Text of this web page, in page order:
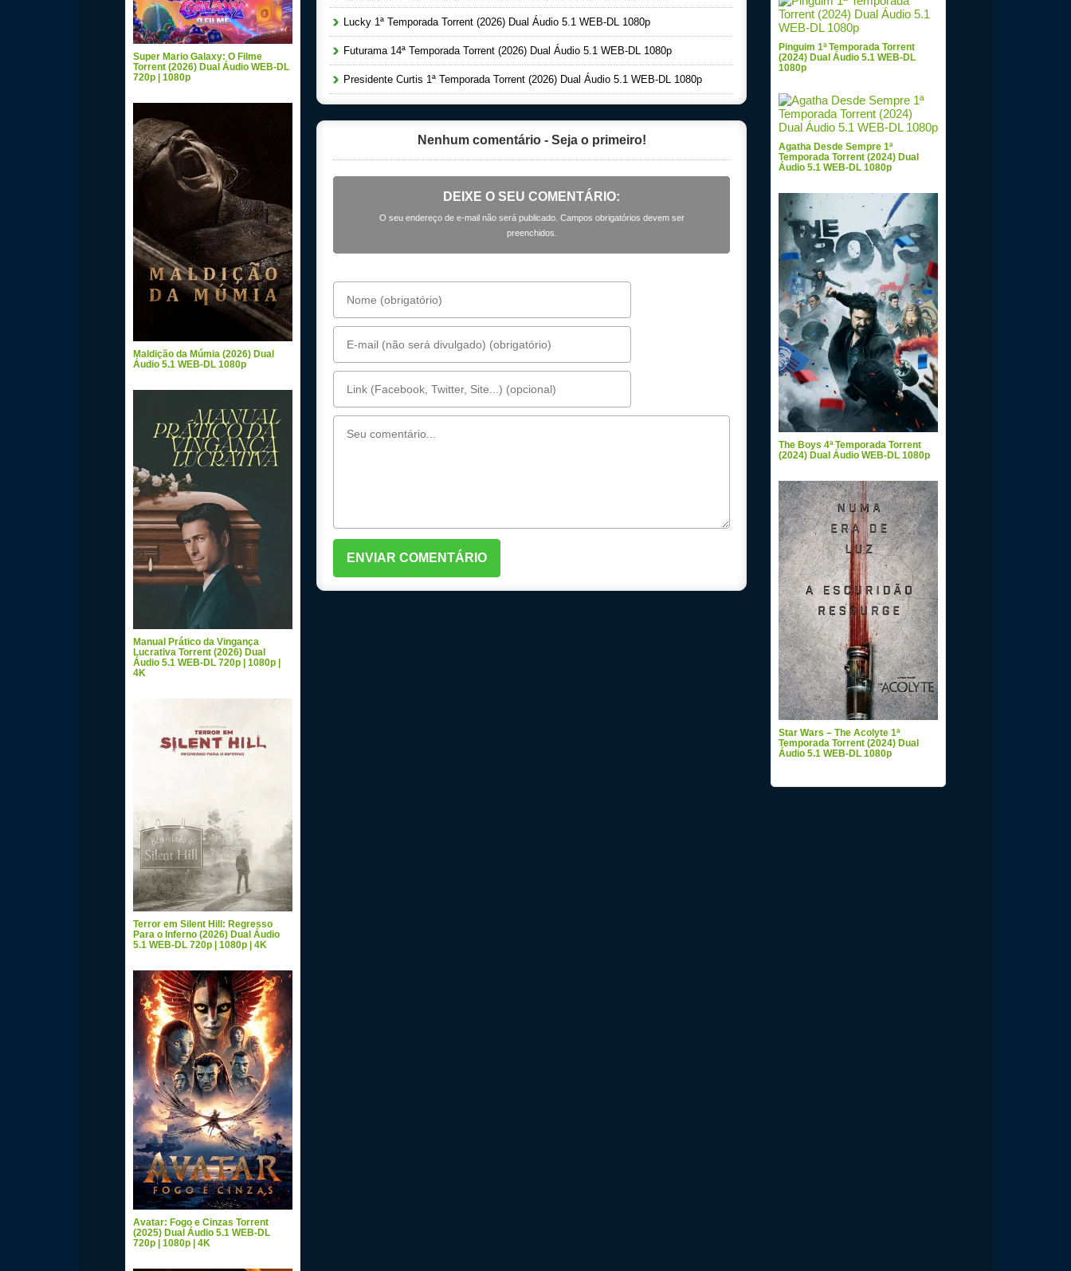
Lucky 1ª Temporada Torrent (2026) Dual Áudio 5.1 WEB-DL 1080p
Futurama 14ª Temporada Torrent (2026) Dual Áudio 5.1 WEB-DL 1080p
Presidente Curtis 1ª Temporada Torrent (2026) Dual Áudio 5.1 WEB-DL 1080p
Nenhum comentário - Seja o primeiro!
DEIXE O SEU COMENTÁRIO:
O seu endereço de e-mail não será publicado. Campos obrigatórios devem ser
preenchidos.
Super Mario Galaxy: O Filme
Torrent (2026) Dual Áudio WEB-DL
720p | 1080p
Maldição da Múmia (2026) Dual
Áudio 5.1 WEB-DL 1080p
Manual Prático da Vingança
Lucrativa Torrent (2026) Dual
Áudio 5.1 WEB-DL 720p | 1080p |
4K
Terror em Silent Hill: Regresso
Para o Inferno (2026) Dual Áudio
5.1 WEB-DL 720p | 1080p | 4K
Avatar: Fogo e Cinzas Torrent
(2025) Dual Áudio 5.1 WEB-DL
720p | 1080p | 4K
Pinguim 1ª Temporada Torrent
(2024) Dual Áudio 5.1 WEB-DL
1080p
Agatha Desde Sempre 1ª
Temporada Torrent (2024) Dual
Áudio 5.1 WEB-DL 1080p
The Boys 4ª Temporada Torrent
(2024) Dual Áudio WEB-DL 1080p
Star Wars – The Acolyte 1ª
Temporada Torrent (2024) Dual
Áudio 5.1 WEB-DL 1080p